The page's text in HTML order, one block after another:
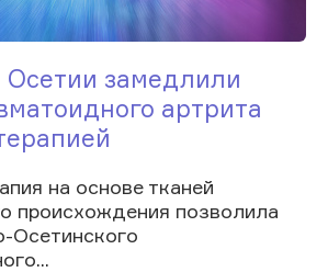
Осетии замедлили
артрита
на основе тканей
происхождения позволила
Осетинского